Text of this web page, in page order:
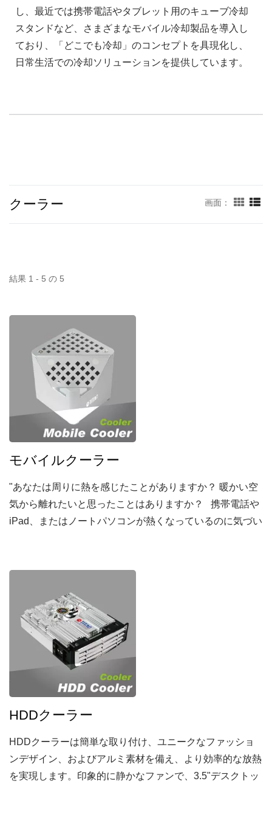
し、最近では携帯電話やタブレット用のキューブ冷却
スタンドなど、さまざまなモバイル冷却製品を導入し
ており、「どこでも冷却」のコンセプトを具現化し、
日常生活での冷却ソリューションを提供しています。
クーラー 画面：
結果 1 - 5 の 5
モバイルクーラー
"あなたは周りに熱を感じたことがありますか？ 暖かい空
気から離れたいと思ったことはありますか？ 携帯電話や
iPad、またはノートパソコンが熱くなっているのに気づい
か？」
HDDクーラー
HDDクーラーは簡単な取り付け、ユニークなファッショ
ンデザイン、およびアルミ素材を備え、より効率的な放熱
を実現します。印象的に静かなファンで、3.5"デスクトッ